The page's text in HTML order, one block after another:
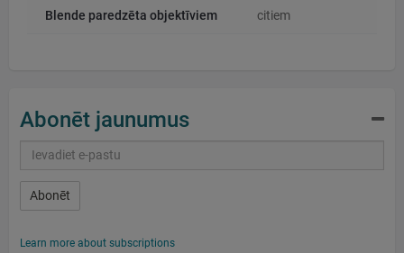
Blende paredzēta objektīviem citiem
Abonēt jaunumus
Abonēt
Learn more about subscriptions